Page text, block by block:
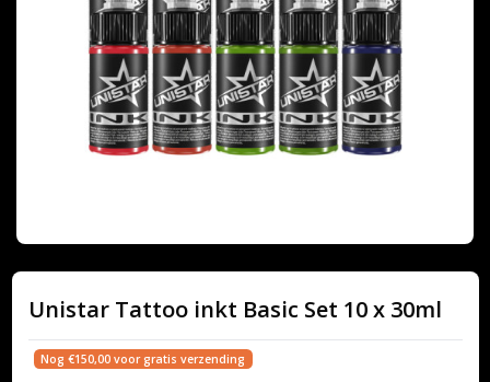
Unistar Tattoo inkt Basic Set 10 x 30ml
Nog €150,00 voor gratis verzending